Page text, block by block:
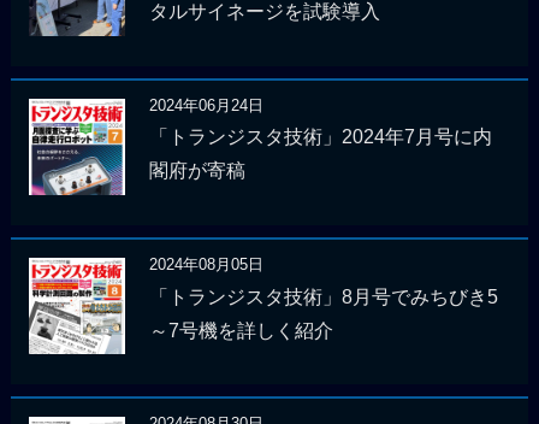
タルサイネージを試験導入
2024年06月24日
「トランジスタ技術」2024年7月号に内
閣府が寄稿
2024年08月05日
「トランジスタ技術」8月号でみちびき5
～7号機を詳しく紹介